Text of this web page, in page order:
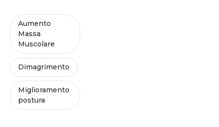
Aumento
Massa
Muscolare
Dimagrimento
Miglioramento
postura